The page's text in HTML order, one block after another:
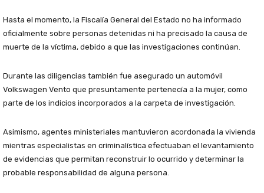
Hasta el momento, la Fiscalía General del Estado no ha informado
oficialmente sobre personas detenidas ni ha precisado la causa de
muerte de la víctima, debido a que las investigaciones continúan.
Durante las diligencias también fue asegurado un automóvil
Volkswagen Vento que presuntamente pertenecía a la mujer, como
parte de los indicios incorporados a la carpeta de investigación.
Asimismo, agentes ministeriales mantuvieron acordonada la vivienda
mientras especialistas en criminalística efectuaban el levantamiento
de evidencias que permitan reconstruir lo ocurrido y determinar la
probable responsabilidad de alguna persona.